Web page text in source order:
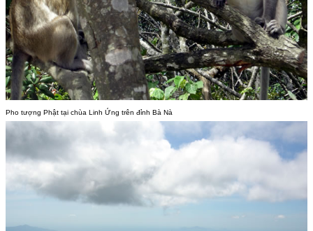
Pho tượng Phật tại chùa Linh Ứng trên đỉnh Bà Nà